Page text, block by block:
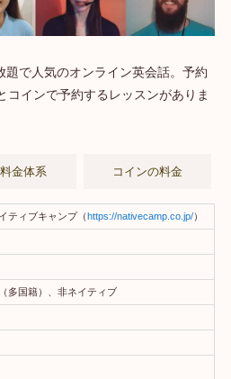
で人気のオンライン英会話。予約
コインで予約するレッスンがありま
料金体系 コインの料金
ティブキャンプ（https://nativecamp.co.jp/）
多国籍）、非ネイティブ